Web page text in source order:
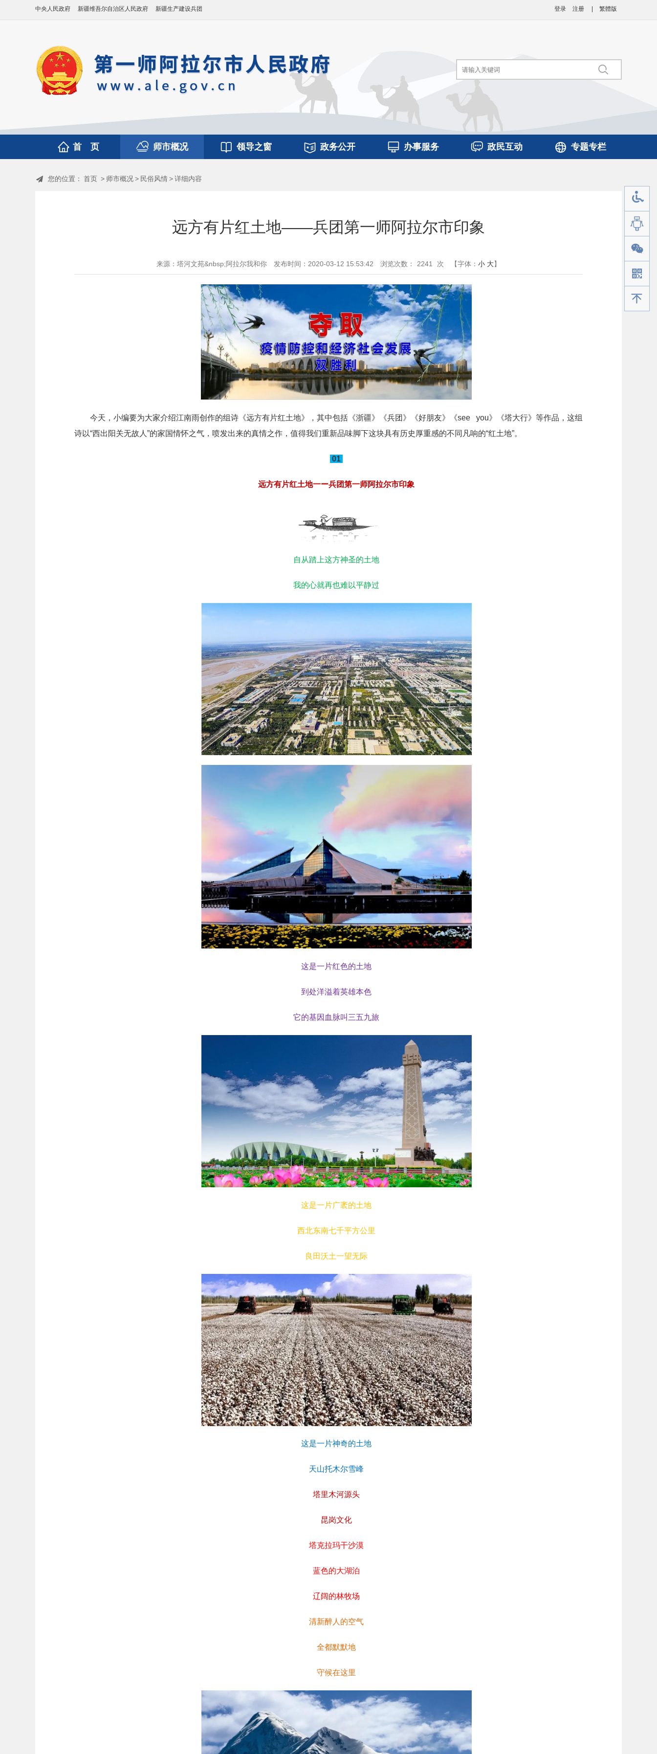
登录 注册 繁體版
中央人民政府 新疆维吾尔自治区人民政府 新疆生产建设兵团
首 页 师市概况 领导之窗 政务公开 办事服务 政民互动 专题专栏
您的位置： 首页 > 师市概况> 民俗风情>详细内容
远方有片红土地——兵团第一师阿拉尔市印象
来源：塔河文苑&nbsp;阿拉尔我和你 发布时间：2020-03-12 15:53:42 浏览次数： 2241 次 【字体： 小 大】
今天，小编要为大家介绍江南雨创作的组诗《远方有片红土地》，其中包括《浙疆》《兵团》《好朋友》《see you》《塔大行》等作品，这组
诗以“西出阳关无故人”的家国情怀之气，喷发出来的真情之作，值得我们重新品味脚下这块具有历史厚重感的不同凡响的“红土地”。
01
远方有片红土地一ー兵团第一师阿拉尔市印象
自从踏上这方神圣的土地
我的心就再也难以平静过
这是一片红色的土地
到处洋溢着英雄本色
它的基因血脉叫三五九旅
这是一片广袤的土地
西北东南七千平方公里
良田沃土一望无际
这是一片神奇的土地
天山托木尔雪峰
塔里木河源头
昆岗文化
塔克拉玛干沙漠
蓝色的大湖泊
辽阔的林牧场
清新醉人的空气
全都默默地
守候在这里
手机版